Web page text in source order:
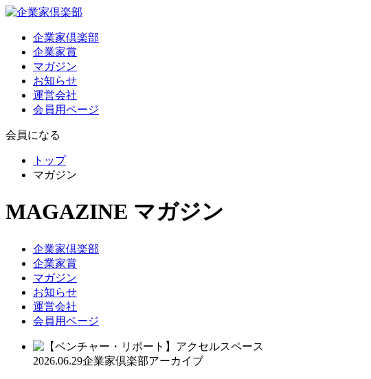
企業家倶楽部
企業家賞
マガジン
お知らせ
運営会社
会員用ページ
会員になる
トップ
マガジン
MAGAZINE マガジン
企業家倶楽部
企業家賞
マガジン
お知らせ
運営会社
会員用ページ
2026.06.29企業家倶楽部アーカイブ